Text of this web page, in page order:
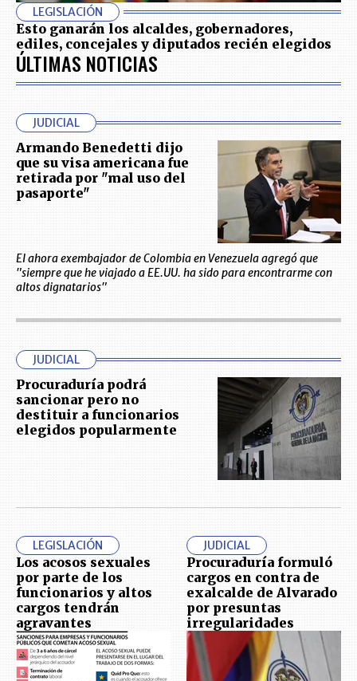
LEGISLACIÓN
Esto ganarán los alcaldes, gobernadores,
ediles, concejales y diputados recién elegidos
ÚLTIMAS NOTICIAS
JUDICIAL
Armando Benedetti dijo
que su visa americana fue
retirada por "mal uso del
pasaporte"
El ahora exembajador de Colombia en Venezuela agregó que
"siempre que he viajado a EE.UU. ha sido para encontrarme con
altos dignatarios"
JUDICIAL
Procuraduría podrá
sancionar pero no
destituir a funcionarios
elegidos popularmente
LEGISLACIÓN
Los acosos sexuales
por parte de los
funcionarios y altos
cargos tendrán
agravantes
JUDICIAL
Procuraduría formuló
cargos en contra de
exalcalde de Alvarado
por presuntas
irregularidades